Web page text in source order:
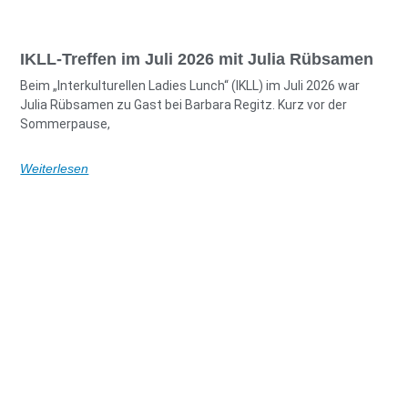
IKLL-Treffen im Juli 2026 mit Julia Rübsamen
Beim „Interkulturellen Ladies Lunch“ (IKLL) im Juli 2026 war
Julia Rübsamen zu Gast bei Barbara Regitz. Kurz vor der
Sommerpause,
Weiterlesen